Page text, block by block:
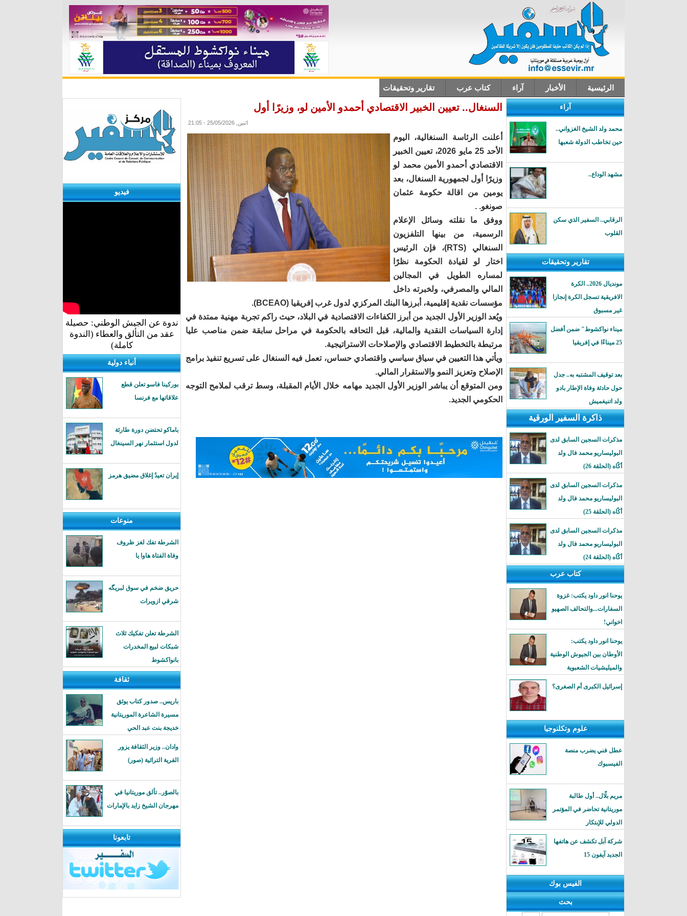
الرئيسية الأخبار آراء كتاب عرب تقارير وتحقيقات
آراء
محمد ولد الشيخ الغزواني..
حين تخاطب الدولة شعبها
مشهد الوداع..
الرقابي.. السفير الذي سكن
القلوب
تقارير وتحقيقات
مونديال 2026.. الكرة
الافريقية تسجل الكرة إنجازا
غير مسبوق
ميناء نواكشوط" ضمن أفضل
25 ميناءًا في إفريقيا
بعد توقيف المشتبه به.. جدل
حول حادثة وفاة الإطار بادو
ولد اتنيغميش
ذاكرة السفير الورقية
مذكرات السجين السابق لدى
البوليساريو محمد فال ولد
أكًاه (الحلقة 26)
مذكرات السجين السابق لدى
البوليساريو محمد فال ولد
أكًاه (الحلقة 25)
مذكرات السجين السابق لدى
البوليساريو محمد فال ولد
أكًاه (الحلقة 24)
كتاب عرب
يوحنا انور داود يكتب: غزوة
السفارات...والتحالف الصهيو
اخواني!
يوحنا انور داود يكتب:
الأوطان بين الجيوش الوطنية
والميليشيات الشعبوية
إسرائيل الكبرى أم الصغرى؟
علوم وتكلنوجيا
عطل فني يضرب منصة
الفيسبوك
مريم بلّال.. أول طالبة
موريتانية تحاضر في المؤتمر
الدولي للإبتكار
شركة آبل تكشف عن هاتفها
الجديد آيفون 15
الفيس بوك
بحث
السنغال.. تعيين الخبير الاقتصادي أحمدو الأمين لو، وزيرًا أول
اثنين, 25/05/2026 - 21:05
أعلنت الرئاسة السنغالية، اليوم
الأحد 25 مايو 2026، تعيين الخبير
الاقتصادي أحمدو الأمين محمد لو
وزيرًا أول لجمهورية السنغال، بعد
يومين من اقالة حكومة عثمان
صونغو. .
ووفق ما نقلته وسائل الإعلام
الرسمية، من بينها التلفزيون
السنغالي (RTS)، فإن الرئيس
اختار لو لقيادة الحكومة نظرًا
لمساره الطويل في المجالين
المالي والمصرفي، ولخبرته داخل
مؤسسات نقدية إقليمية، أبرزها البنك المركزي لدول غرب إفريقيا (BCEAO).
ويُعد الوزير الأول الجديد من أبرز الكفاءات الاقتصادية في البلاد، حيث راكم تجربة مهنية ممتدة في
إدارة السياسات النقدية والمالية، قبل التحاقه بالحكومة في مراحل سابقة ضمن مناصب عليا
مرتبطة بالتخطيط الاقتصادي والإصلاحات الاستراتيجية.
ويأتي هذا التعيين في سياق سياسي واقتصادي حساس، تعمل فيه السنغال على تسريع تنفيذ برامج
الإصلاح وتعزيز النمو والاستقرار المالي.
ومن المتوقع أن يباشر الوزير الأول الجديد مهامه خلال الأيام المقبلة، وسط ترقب لملامح التوجه
الحكومي الجديد.
فيديو
ندوة عن الجيش الوطني: حصيلة
عقد من التألق والعطاء (الندوة
كاملة)
أنباء دولية
بوركينا فاسو تعلن قطع
علاقاتها مع فرنسا
باماكو تحتضن دورة طارئة
لدول استثمار نهر السينغال
إيران تعيدُ إغلاق مضيق هرمز
منوعات
الشرطة تفك لغز ظروف
وفاة الفتاة هاوا يا
حريق ضخم في سوق لبريگه
شرقي ازويرات
الشرطة تعلن تفكيك ثلاث
شبكات لبيع المخدرات
بانواكشوط
ثقافة
باريس.. صدور كتاب يوثق
مسيرة الشاعرة الموريتانية
خديجة بنت عبد الحي
وادان.. وزير الثقافة يزور
القرية التراثية (صور)
بالصوًر.. تألق موريتانيا في
مهرجان الشيخ زايد بالإمارات
تابعونا